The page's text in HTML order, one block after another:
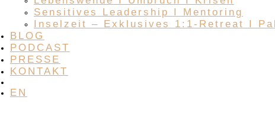
Sensitives Leadership I Mentoring
Inselzeit – Exklusives 1:1-Retreat I
BLOG
PODCAST
PRESSE
KONTAKT
EN